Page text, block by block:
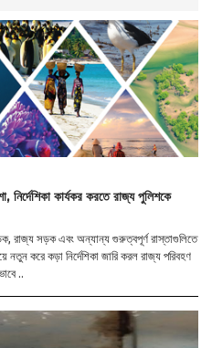
কার্যকর করতে রাজ্য পুলিশকে
রাজ্য সড়ক এবং অন্যান্য গুরুত্বপূর্ণ রাস্তাগুলিতে
নতুন করে কড়া নির্দেশিকা জারি করল রাজ্য পরিবহণ
..